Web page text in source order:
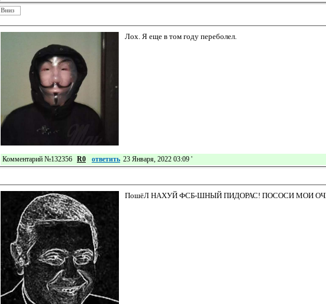
Вниз
Лох. Я еще в том году переболел.
Комментарий №132356 R0 ответить 23 Января, 2022 03:09 '
ПошёЛ НАХУЙ ФСБ-ШНЫЙ ПИДОРАС! ПОСОСИ МОИ